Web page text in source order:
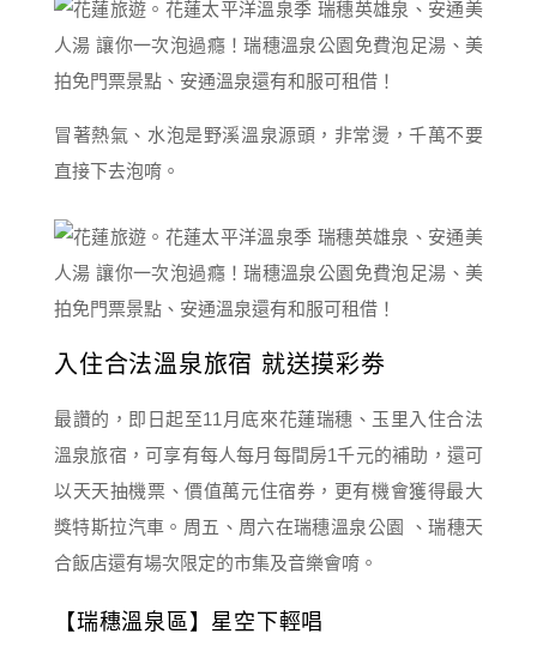
冒著熱氣、水泡是野溪溫泉源頭，非常燙，千萬不要
直接下去泡唷。
入住合法溫泉旅宿 就送摸彩劵
最讚的，即日起至11月底來花蓮瑞穗、玉里入住合法
溫泉旅宿，可享有每人每月每間房1千元的補助，還可
以天天抽機票、價值萬元住宿券，更有機會獲得最大
獎特斯拉汽車。周五、周六在瑞穗溫泉公園 、瑞穗天
合飯店還有場次限定的市集及音樂會唷。
【瑞穗溫泉區】星空下輕唱